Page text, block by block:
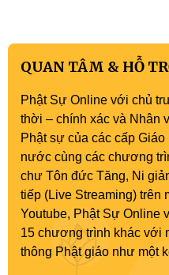
QUAN TÂM & HỖ
Phật Sự Online với chủ
thời – chính xác và Nhân
Phật sự của các cấp
nước cùng các chương
chư Tôn đức Tăng, Ni
tiếp (Live Streaming) trên
Youtube, Phật Sự Online
15 chương trình khác với
thông Phật giáo như một